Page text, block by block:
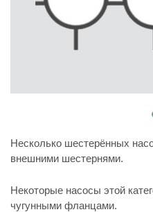
Несколько шестерённых
внешними шестернями.
Некоторые насосы этой
чугунными фланцами.